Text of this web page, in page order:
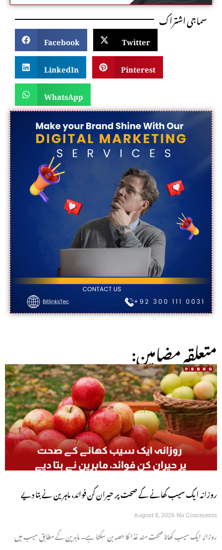
سماجی اشتراک
Facebook
Twitter
LinkedIn
Pinterest
WhatsApp
:متعلقہ مضامین
روزانہ ایک سیب کھانے کے صحت پر حیران کن فوائد، ماہرین نے بتا دیے
August 8, 2026 No Comments
روزانہ ایک سیب کھانا صحت مند غذا کا حصہ بن سکتا ہے۔ ماہرین کے مطابق سیب میں